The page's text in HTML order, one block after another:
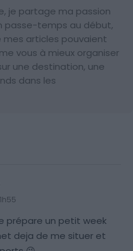
je partage ma passion
passe-temps au début,
articles pouvaient
vous à mieux organiser
une destination, une
dans les
prépare un petit week
deja de me situer et